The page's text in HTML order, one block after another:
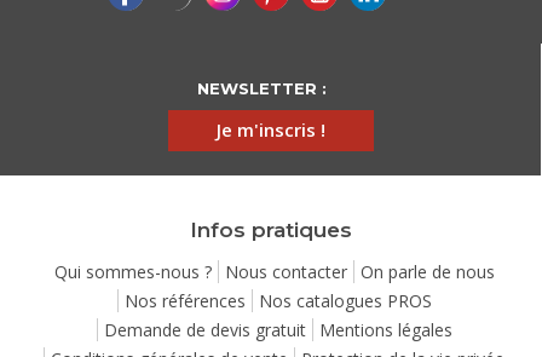
NEWSLETTER :
Je m'inscris !
Infos pratiques
Qui sommes-nous ? Nous contacter
On parle de nous
Nos références
Nos catalogues PROS
Demande de devis gratuit
Mentions légales